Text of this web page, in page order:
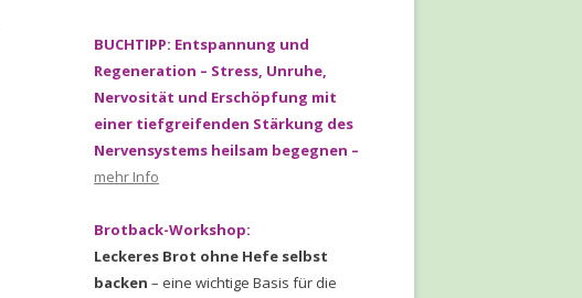
UND WIRKUNGEN VON
SUGGESTIONEN
DIE WIRBELSÄULE UND IHRE
GESUNDE SPANNKRAFT
BUCHTIPP: Entspannung und
Regeneration – Stress, Unruhe,
Nervosität und Erschöpfung mit
einer tiefgreifenden Stärkung des
Nervensystems heilsam begegnen –
mehr Info
Brotback-Workshop:
Leckeres Brot ohne Hefe selbst
backen – eine wichtige Basis für die